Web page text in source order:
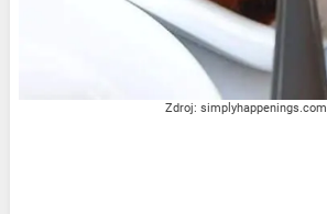
Zdroj: simplyhappenings.com